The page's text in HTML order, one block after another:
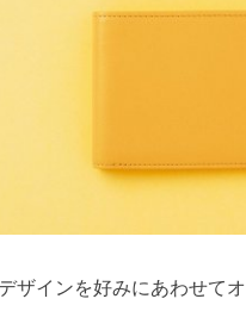
ザインを好みにあわせて